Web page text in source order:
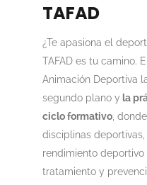
TAFAD
¿Te apasiona el
TAFAD es tu camino.
Animación Deportiva
segundo plano y la
ciclo formativo,
disciplinas
rendimiento deportivo
tratamiento y